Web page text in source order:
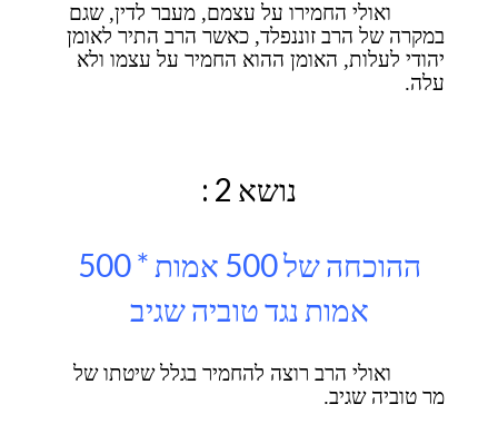
ואולי החמירו על עצמם, מעבר לדין, שגם
במקרה של הרב זוננפלד, כאשר הרב התיר לאומן
יהודי לעלות, האומן ההוא החמיר על עצמו ולא
עלה.
נושא 2 :
ההוכחה של 500 אמות * 500
אמות נגד טוביה שגיב
ואולי הרב רוצה להחמיר בגלל שיטתו של
מר טוביה שגיב.